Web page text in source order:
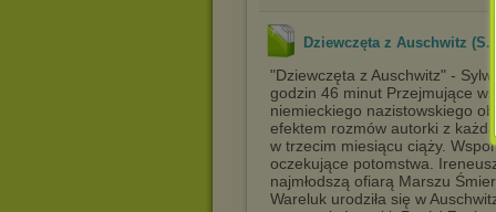
Dziewczęta z Auschwitz (S.
"Dziewczęta z Auschwitz" -
godzin 46 minut Przejmujące
niemieckiego nazistowskiego
efektem rozmów autorki z
w trzecim miesiącu ciąży.
oczekujące potomstwa.
najmłodszą ofiarą Marszu
Wareluk urodziła się w